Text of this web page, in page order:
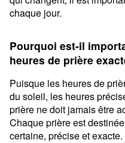
chaque jour.
Pourquoi est-il
heures de prière
Puisque les heures de
du soleil, les heures
prière ne doit jamais être
Chaque prière est
certaine, précise et exacte.